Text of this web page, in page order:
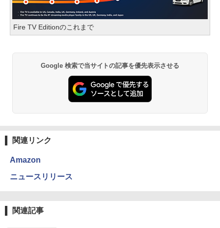
Fire TV Editionのこれまで
Google 検索で当サイトの記事を優先表示させる
関連リンク
Amazon
ニュースリリース
関連記事